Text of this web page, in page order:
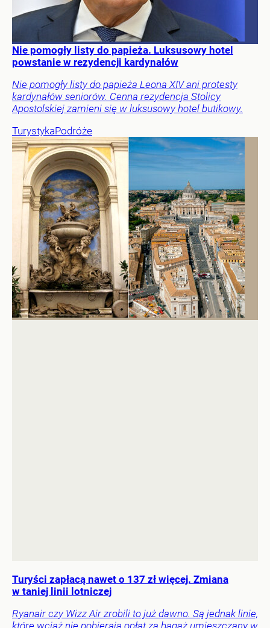
Nie pomogły listy do papieża. Luksusowy hotel
powstanie w rezydencji kardynałów
Nie pomogły listy do papieża Leona XIV ani protesty
kardynałów seniorów. Cenna rezydencja Stolicy
Apostolskiej zamieni się w luksusowy hotel butikowy.
TurystykaPodróże
Turyści zapłacą nawet o 137 zł więcej. Zmiana
w taniej linii lotniczej
Ryanair czy Wizz Air zrobili to już dawno. Są jednak linie,